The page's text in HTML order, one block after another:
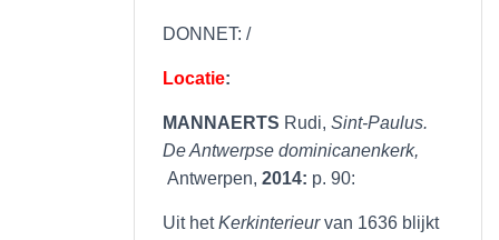
DONNET: /
Locatie:
MANNAERTS Rudi, Sint-Paulus.
De Antwerpse dominicanenkerk,
Antwerpen, 2014: p. 90:
Uit hetKerkinterieurvan 1636 blijkt